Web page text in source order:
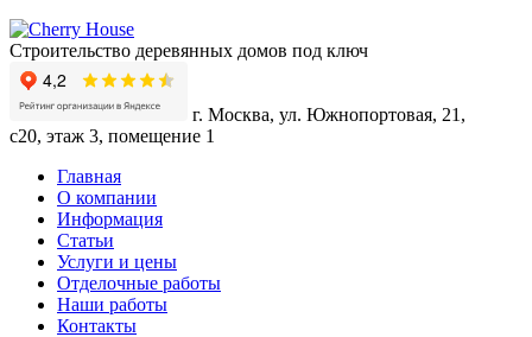
Строительство деревянных домов под ключ
г. Москва, ул. Южнопортовая, 21,
с20, этаж 3, помещение 1
Главная
О компании
Информация
Статьи
Услуги и цены
Отделочные работы
Наши работы
Контакты